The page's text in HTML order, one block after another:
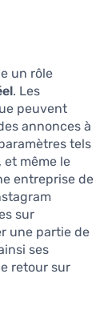
un rôle
. Les
peuvent
annonces à
tels
et même le
entreprise de
sur
une partie de
ses
retour sur